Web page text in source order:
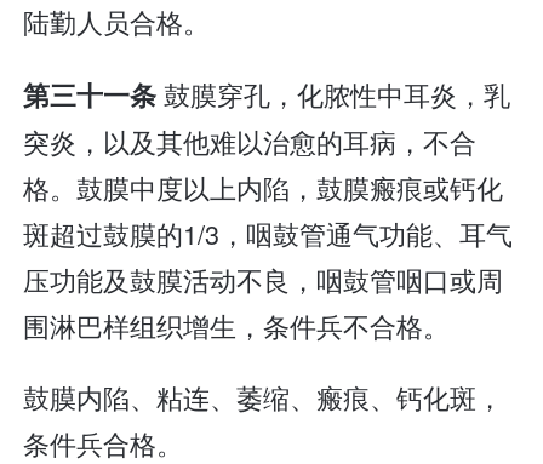
陆勤人员合格。
第三十一条鼓膜穿孔，化脓性中耳炎，乳
突炎，以及其他难以治愈的耳病，不合
格。鼓膜中度以上内陷，鼓膜瘢痕或钙化
斑超过鼓膜的1/3，咽鼓管通气功能、耳气
压功能及鼓膜活动不良，咽鼓管咽口或周
围淋巴样组织增生，条件兵不合格。
鼓膜内陷、粘连、萎缩、瘢痕、钙化斑，
条件兵合格。